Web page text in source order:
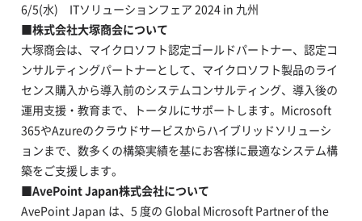
6/5(水) ITソリューションフェア 2024 in 九州
■株式会社大塚商会について
大塚商会は、マイクロソフト認定ゴールドパートナー、認定コ
ンサルティングパートナーとして、マイクロソフト製品のライ
センス購入から導入前のシステムコンサルティング、導入後の
運用支援・教育まで、トータルにサポートします。Microsoft
365やAzureのクラウドサービスからハイブリッドソリューシ
ョンまで、数多くの構築実績を基にお客様に最適なシステム構
築をご支援します。
■AvePoint Japan株式会社について
AvePoint Japan は、5 度の Global Microsoft Partner of the